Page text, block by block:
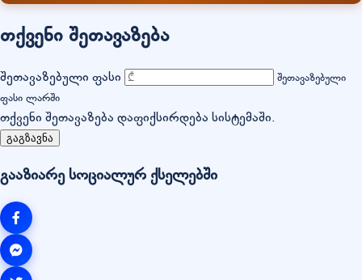
თქვენი შეთავაზება
შეთავაზებული ფასი
შეთავაზებული
ფასი ლარში
თქვენი შეთავაზება დაფიქსირდება სისტემაში.
გაგზავნა
გააზიარე სოციალურ ქსელებში